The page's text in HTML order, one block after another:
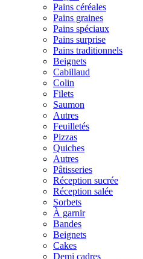
Pains céréales
Pains graines
Pains spéciaux
Pains surprise
Pains traditionnels
Beignets
Cabillaud
Colin
Filets
Saumon
Autres
Feuilletés
Pizzas
Quiches
Autres
Pâtisseries
Réception sucrée
Réception salée
Sorbets
À garnir
Bandes
Beignets
Cakes
Demi cadres